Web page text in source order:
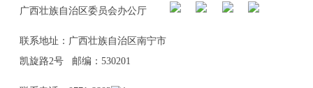
广西壮族自治区委员会办公厅
联系地址：广西壮族自治区南宁市
凯旋路2号 邮编：530201